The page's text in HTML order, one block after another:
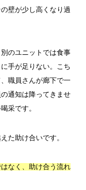
壁が少し高くなり過
のユニットでは食事
手が足りない。こち
職員さんが廊下で一
通知は降ってきませ
采です。
た助け合いです。
なく、助け合う流れ